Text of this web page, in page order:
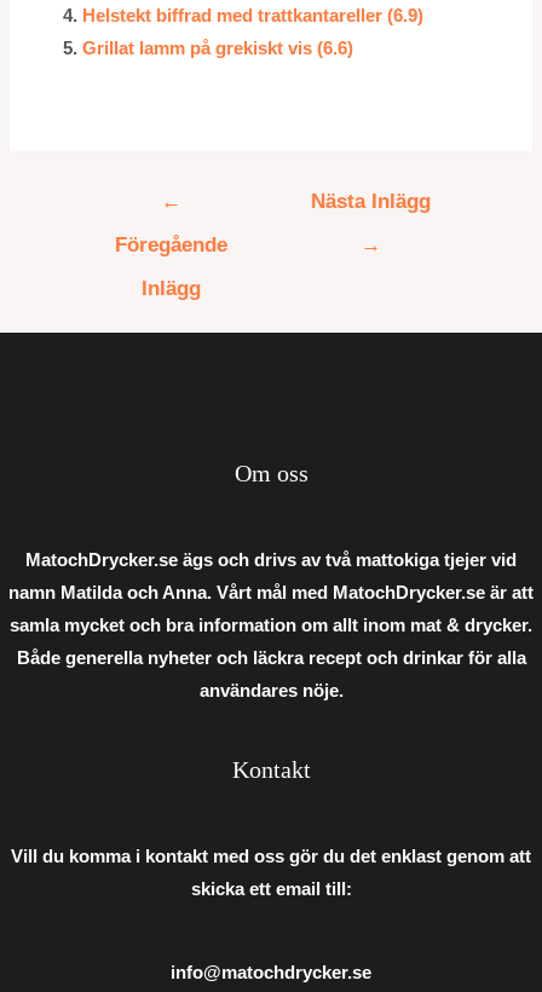
Helstekt biffrad med trattkantareller (6.9)
Grillat lamm på grekiskt vis (6.6)
←
Föregående
Inlägg
Nästa Inlägg
→
Om oss
MatochDrycker.se ägs och drivs av två mattokiga tjejer vid
namn Matilda och Anna. Vårt mål med MatochDrycker.se är att
samla mycket och bra information om allt inom mat & drycker.
Både generella nyheter och läckra recept och drinkar för alla
användares nöje.
Kontakt
Vill du komma i kontakt med oss gör du det enklast genom att
skicka ett email till:
info@matochdrycker.se